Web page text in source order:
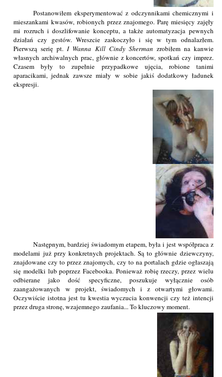
Postanowiłem eksperymentować z odczynnikami chemicznymi i
mieszankami kwasów, robionych przez znajomego. Parę miesięcy zajęły
mi rozruch i doszlifowanie konceptu, a także automatyzacja pewnych
działań czy gestów. Wreszcie zaskoczyło i się w tym odnalazłem.
Pierwszą serię pt.I Wanna Kill Cindy Sherman zrobiłem na kanwie
własnych archiwalnych prac, głównie z koncertów, spotkań czy imprez.
Czasem były to zupełnie przypadkowe ujęcia, robione tanimi
aparacikami, jednak zawsze miały w sobie jakiś dodatkowy ładunek
ekspresji.
Następnym, bardziej świadomym etapem, była i jest współpraca z
modelami już przy konkretnych projektach. Są to głównie dziewczyny,
znajdowane czy to przez znajomych, czy to na portalach gdzie ogłaszają
się modelki lub poprzez Facebooka. Ponieważ robię rzeczy, przez wielu
odbierane jako dość specyficzne, poszukuje wyłącznie osób
zaangażowanych w projekt, świadomych i z otwartymi głowami.
Oczywiście istotna jest tu kwestia wyczucia konwencji czy też intencji
przez druga stronę, wzajemnego zaufania... To kluczowy moment.